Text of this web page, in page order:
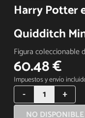
Harry Potter
Quidditch
Figura coleccionable
60.48 €
Impuestos y envío
- 1 +
NO DISPONIBLE